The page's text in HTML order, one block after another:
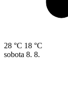
28 °C 18 °C
sobota 8. 8.